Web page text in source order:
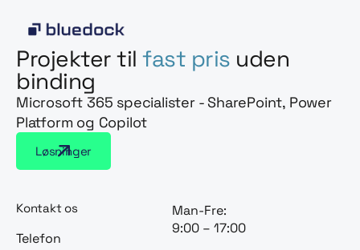
Projekter til fast pris uden
binding
Microsoft 365 specialister - SharePoint, Power
Platform og Copilot
Løsninger
Kontakt os
Telefon
Man-Fre:
9:00 – 17:00